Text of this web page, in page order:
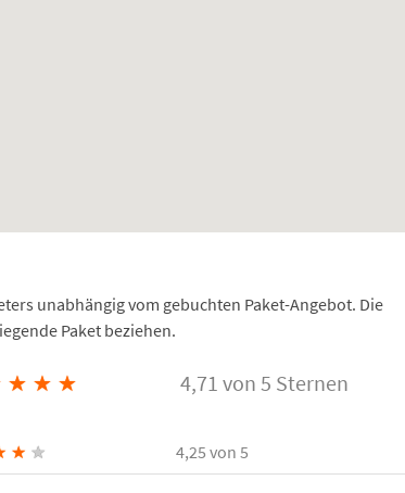
unabhängig vom gebuchten Paket-Angebot. Die
Paket beziehen.
★ ★ ★ 4,71 von 5 Sternen
★ ★ 4,25 von 5